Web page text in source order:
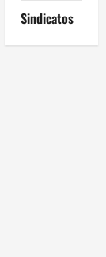
Sindicatos